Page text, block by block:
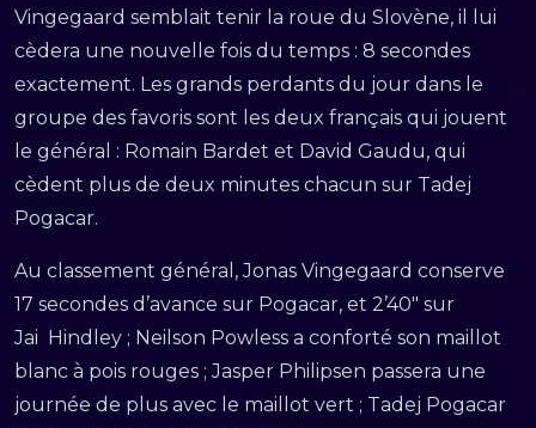
Vingegaard semblait tenir la roue du Slovène, il lui
cèdera une nouvelle fois du temps : 8 secondes
exactement. Les grands perdants du jour dans le
groupe des favoris sont les deux français qui jouent
le général : Romain Bardet et David Gaudu, qui
cèdent plus de deux minutes chacun sur Tadej
Pogacar.
Au classement général, Jonas Vingegaard conserve
17 secondes d’avance sur Pogacar, et 2’40″ sur
Jai Hindley ; Neilson Powless a conforté son maillot
blanc à pois rouges ; Jasper Philipsen passera une
journée de plus avec le maillot vert ; Tadej Pogacar